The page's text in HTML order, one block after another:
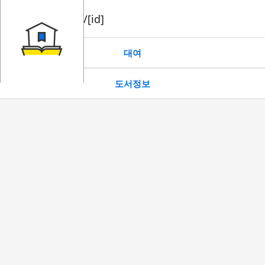
book/rent/[id]
대여
도서정보